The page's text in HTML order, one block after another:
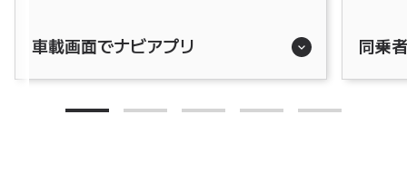
車載画面でナビアプリ 同乗